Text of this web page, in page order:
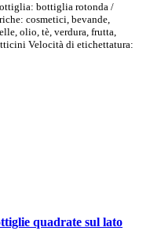
bottiglia rotonda /
cosmetici, bevande,
olio, tè, verdura, frutta,
Velocità di etichettatura:
quadrate sul lato